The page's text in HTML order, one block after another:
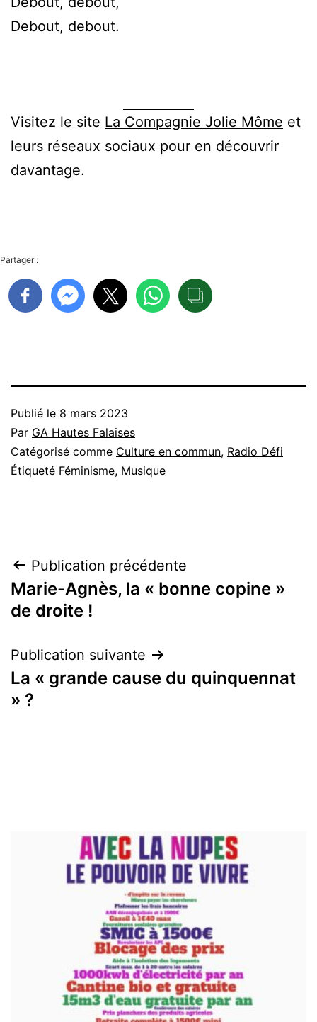
Debout, debout.
Visitez le site La Compagnie Jolie Môme et
leurs réseaux sociaux pour en découvrir
davantage.
Partager :
Publié le 8 mars 2023
Par GA Hautes Falaises
Catégorisé comme Culture en commun, Radio Défi
Étiqueté Féminisme, Musique
Navigation
de
Publication précédente
Marie-Agnès, la « bonne copine »
de droite !
Publication suivante
La « grande cause du quinquennat
» ?